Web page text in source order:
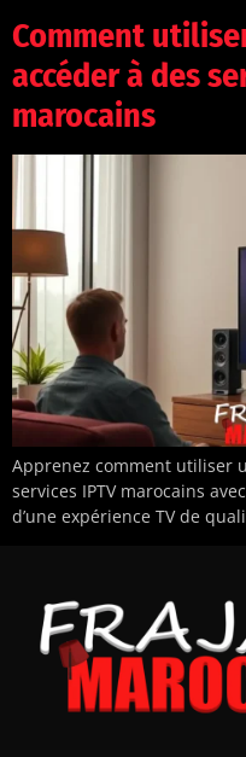
Comment
accéder à des
marocains
Apprenez comment utiliser
services IPTV marocains
d’une expérience TV de